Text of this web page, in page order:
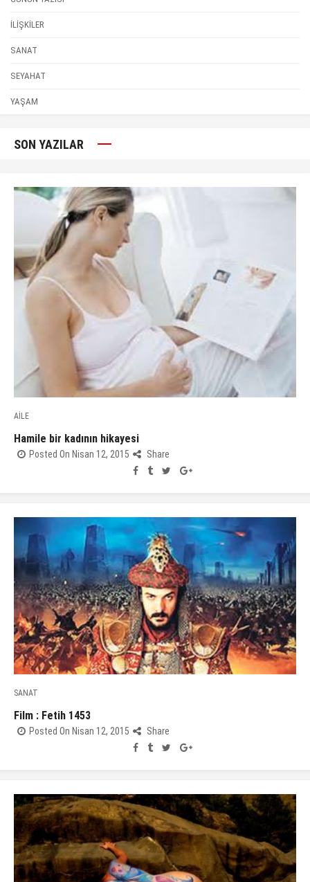
İLİŞKİLER
SANAT
SEYAHAT
YAŞAM
SON YAZILAR
AİLE
Hamile bir kadının hikayesi
Posted On Nisan 12, 2015 Share
SANAT
Film : Fetih 1453
Posted On Nisan 12, 2015 Share